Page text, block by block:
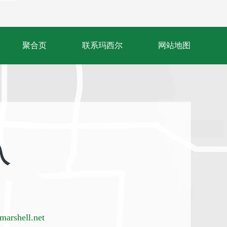
聚合页 联系玛西尔 网站地图